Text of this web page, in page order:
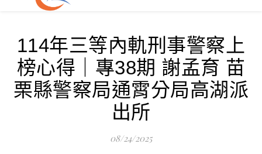
114年三等內軌刑事警察上
榜心得｜專38期 謝孟育 苗
栗縣警察局通霄分局高湖派
出所
08/24/2025